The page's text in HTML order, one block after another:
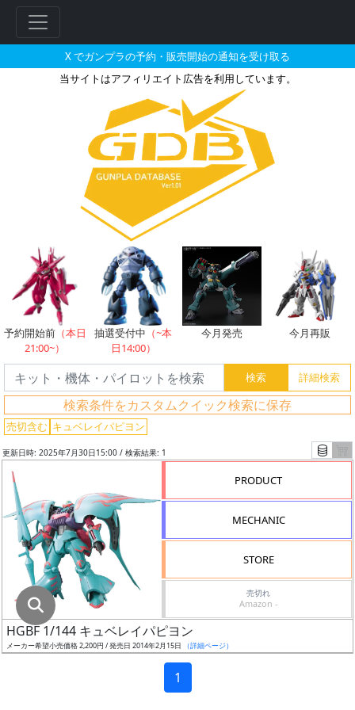
X でガンプラの予約・販売開始の通知を受け取る
当サイトはアフィリエイト広告を利用しています。
キュベレイパピヨンのガンプラ
予約開始前（本日
21:00~）
抽選受付中 （~本
日14:00）
今月発売 今月再販
検索条件をカスタムクイック検索に保存
売切含む キュベレイパピヨン
索
グ
レ
ド
ス
ケ
成
形
色
更新日時: 2025年7月30日15:00 / 検索結果: 1
PRODUCT
MECHANIC
STORE
売切れ
Amazon -
HGBF 1/144 キュベレイパピヨン
メーカー希望小売価格 2,200円 / 発売日 2014年2月15日 （詳細ページ）
1